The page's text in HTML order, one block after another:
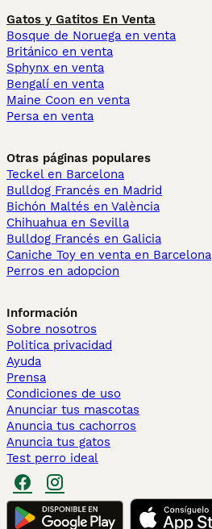
Gatos y Gatitos En Venta
Bosque de Noruega en venta
Británico en venta
Sphynx en venta
Bengalí en venta
Maine Coon en venta
Persa en venta
Otras páginas populares
Teckel en Barcelona
Bulldog Francés en Madrid
Bichón Maltés en València
Chihuahua en Sevilla
Bulldog Francés en Galicia
Caniche Toy en venta en Barcelona
Perros en adopcion
Información
Sobre nosotros
Politica privacidad
Ayuda
Prensa
Condiciones de uso
Anunciar tus mascotas
Anuncia tus cachorros
Anuncia tus gatos
Test perro ideal